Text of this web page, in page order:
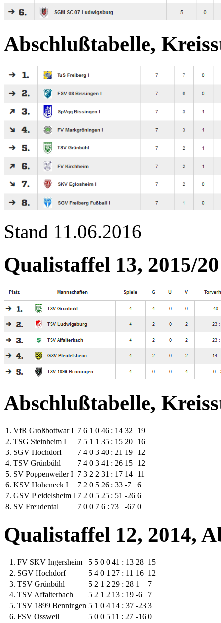
Abschlußtabelle,
Stand 11.06.2016
Qualistaffel 13, 2015/
Abschlußtabelle,
1. VfR Großbottwar I 7 6 1 0 46 : 14 32
19
2. TSG Steinheim I 7 5 1 1 35 : 15 20 16
3. SGV Hochdorf 7 4 0 3 40 : 21 19 12
4. TSV Grünbühl 7 4 0 3 41 : 26 15 12
5. SV Poppenweiler I 7 3 2 2 31 : 17 14 11
6. KSV Hoheneck I 7 2 0 5 26 : 33 -7
6
7. GSV Pleidelsheim I 7 2 0 5 25 : 51 -26 6
8. SV Freudental 7 0 0 7 6 : 73 -67 0
Qualistaffel 12, 2014,
1. FV SKV Ingersheim 5 5 0 0 41 : 13 28 15
2. SGV Hochdorf 5 4 0 1 27 : 11 16 12
3. TSV Grünbühl 5 2 1 2 29 : 28 1
7
4. TSV Affalterbach 5 2 1 2 13 : 19 -6
7
5. TSV 1899 Benningen 5 1 0 4 14 : 37 -23 3
6. FSV Ossweil 5 0 0 5 11 : 27 -16 0